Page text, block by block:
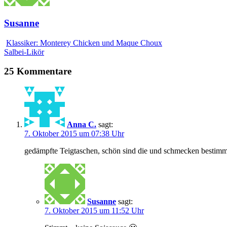
Susanne
Klassiker: Monterey Chicken und Maque Choux
Salbei-Likör
25 Kommentare
Anna C. sagt:
7. Oktober 2015 um 07:38 Uhr
gedämpfte Teigtaschen, schön sind die und schmecken
Susanne sagt:
7. Oktober 2015 um 11:52 Uhr